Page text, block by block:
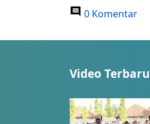
0 Komentar
Video Terbaru